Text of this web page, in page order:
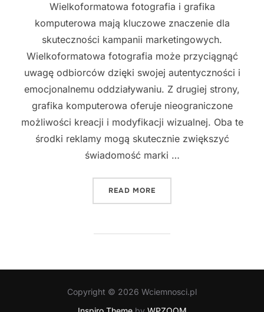
Wielkoformatowa fotografia i grafika
komputerowa mają kluczowe znaczenie dla
skuteczności kampanii marketingowych.
Wielkoformatowa fotografia może przyciągnąć
uwagę odbiorców dzięki swojej autentyczności i
emocjonalnemu oddziaływaniu. Z drugiej strony,
grafika komputerowa oferuje nieograniczone
możliwości kreacji i modyfikacji wizualnej. Oba te
środki reklamy mogą skutecznie zwiększyć
świadomość marki …
READ MORE
Copyright © 2026 Wciemnosci.pl